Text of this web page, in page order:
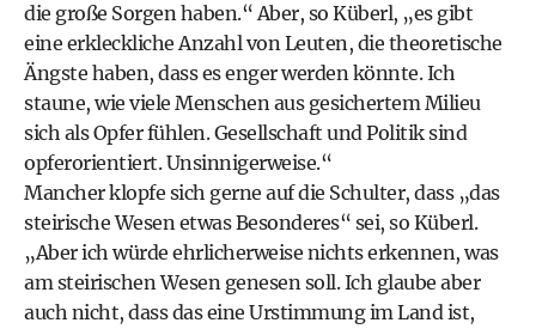
die große Sorgen haben.“ Aber, so Küberl, „es gibt
eine erkleckliche Anzahl von Leuten, die theoretische
Ängste haben, dass es enger werden könnte. Ich
staune, wie viele Menschen aus gesichertem Milieu
sich als Opfer fühlen. Gesellschaft und Politik sind
opferorientiert. Unsinnigerweise.“
Mancher klopfe sich gerne auf die Schulter, dass „das
steirische Wesen etwas Besonderes“ sei, so Küberl.
„Aber ich würde ehrlicherweise nichts erkennen, was
am steirischen Wesen genesen soll. Ich glaube aber
auch nicht, dass das eine Urstimmung im Land ist,